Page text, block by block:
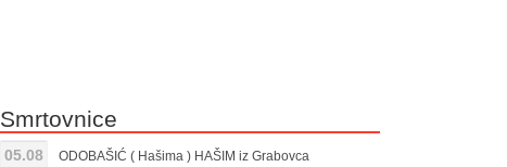
Smrtovnice
05.08 ODOBAŠIĆ ( Hašima ) HAŠIM iz Grabovca